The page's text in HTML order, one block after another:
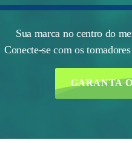
Sua marca no centro do
Conecte-se com os
GARANTA